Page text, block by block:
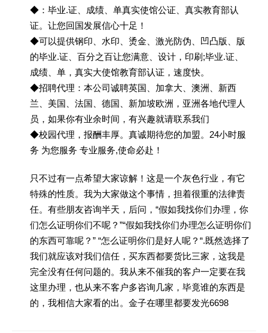
◆：毕业.证、成绩、单真实使馆公证、真实教育部认
证。让您回国发展信心十足！
◆可以提供钢印、水印、烫金、激光防伪、凹凸版、版
的毕业.证、百分之百让您满意、设计，印刷;毕业.证、
成绩、单，真实大使馆教育部认证，速度快。
◆招聘代理：本公司诚聘英国、加拿大、澳洲、新西
兰、美国、法国、德国、新加坡欧洲，亚洲各地代理人
员，如果你有业余时间，有兴趣就请联系我们
◆校园代理，报酬丰厚。真诚期待您的加盟。24小时服
务 为您服务 专业服务,使命必赴！
只不过有一点希望大家谅解！这是一个灰色行业，有它
特殊的性质。我为大家做这个事情，担着很重的法律责
任。有些朋友咨询半天，后问，“假如我找你们办理，你
们怎么证明你们不呢？”“假如我找你们办理怎么证明你们
的东西可靠呢？” “怎么证明你们是好人呢？“.既然选择了
我们就应该对我们信任，买东西都要货比三家，这我是
完全没有任何问题的。我从来不催我的客户一定要在我
这里办理，也从来不客户多咨询几家，毕竟谁的东西是
的，我相信大家看的出。金子在哪里都要发光6698